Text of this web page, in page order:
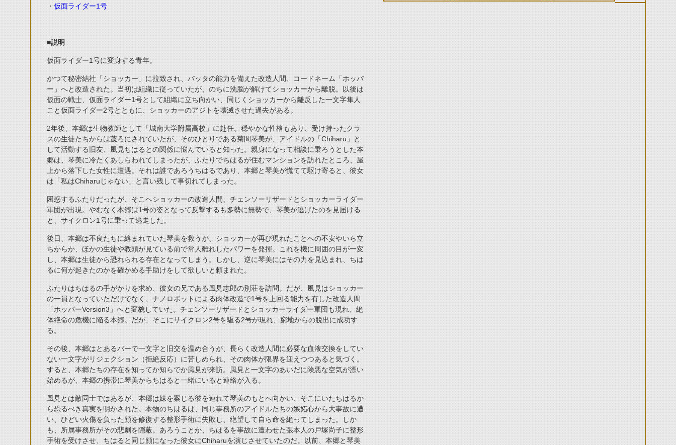
・ 仮面ライダー1号
■説明
仮面ライダー1号に変身する青年。
かつて秘密結社「ショッカー」に拉致され、バッタの能力を備えた改造人間、コードネーム「ホッパ
ー」へと改造された。当初は組織に従っていたが、のちに洗脳が解けてショッカーから離脱。以後は
仮面の戦士、仮面ライダー1号として組織に立ち向かい、同じくショッカーから離反した一文字隼人
こと仮面ライダー2号とともに、ショッカーのアジトを壊滅させた過去がある。
2年後、本郷は生物教師として「城南大学附属高校」に赴任。穏やかな性格もあり、受け持ったクラ
スの生徒たちからは蔑ろにされていたが、そのひとりである菊間琴美が、アイドルの「Chiharu」と
して活動する旧友、風見ちはるとの関係に悩んでいると知った。親身になって相談に乗ろうとした本
郷は、琴美に冷たくあしらわれてしまったが、ふたりでちはるが住むマンションを訪れたところ、屋
上から落下した女性に遭遇。それは誰であろうちはるであり、本郷と琴美が慌てて駆け寄ると、彼女
は「私はChiharuじゃない」と言い残して事切れてしまった。
困惑するふたりだったが、そこへショッカーの改造人間、チェンソーリザードとショッカーライダー
軍団が出現。やむなく本郷は1号の姿となって反撃するも多勢に無勢で、琴美が逃げたのを見届ける
と、サイクロン1号に乗って逃走した。
後日、本郷は不良たちに絡まれていた琴美を救うが、ショッカーが再び現れたことへの不安やいら立
ちからか、ほかの生徒や教頭が見ている前で常人離れしたパワーを発揮。これを機に周囲の目が一変
し、本郷は生徒から恐れられる存在となってしまう。しかし、逆に琴美にはその力を見込まれ、ちは
るに何が起きたのかを確かめる手助けをして欲しいと頼まれた。
ふたりはちはるの手がかりを求め、彼女の兄である風見志郎の別荘を訪問。だが、風見はショッカー
の一員となっていただけでなく、ナノロボットによる肉体改造で1号を上回る能力を有した改造人間
「ホッパーVersion3」へと変貌していた。チェンソーリザードとショッカーライダー軍団も現れ、絶
体絶命の危機に陥る本郷。だが、そこにサイクロン2号を駆る2号が現れ、窮地からの脱出に成功す
る。
その後、本郷はとあるバーで一文字と旧交を温め合うが、長らく改造人間に必要な血液交換をしてい
ない一文字がリジェクション（拒絶反応）に苦しめられ、その肉体が限界を迎えつつあると気づく。
すると、本郷たちの存在を知ってか知らでか風見が来訪。風見と一文字のあいだに険悪な空気が漂い
始めるが、本郷の携帯に琴美からちはると一緒にいると連絡が入る。
風見とは敵同士ではあるが、本郷は妹を案じる彼を連れて琴美のもとへ向かい、そこにいたちはるか
ら恐るべき真実を明かされた。本物のちはるは、同じ事務所のアイドルたちの嫉妬心から大事故に遭
い、ひどい火傷を負った顔を修復する整形手術に失敗し、絶望して自ら命を絶ってしまった。しか
も、所属事務所がその悲劇を隠蔽。あろうことか、ちはるを事故に遭わせた張本人の戸塚尚子に整形
手術を受けさせ、ちはると同じ顔になった彼女にChiharuを演じさせていたのだ。以前、本郷と琴美